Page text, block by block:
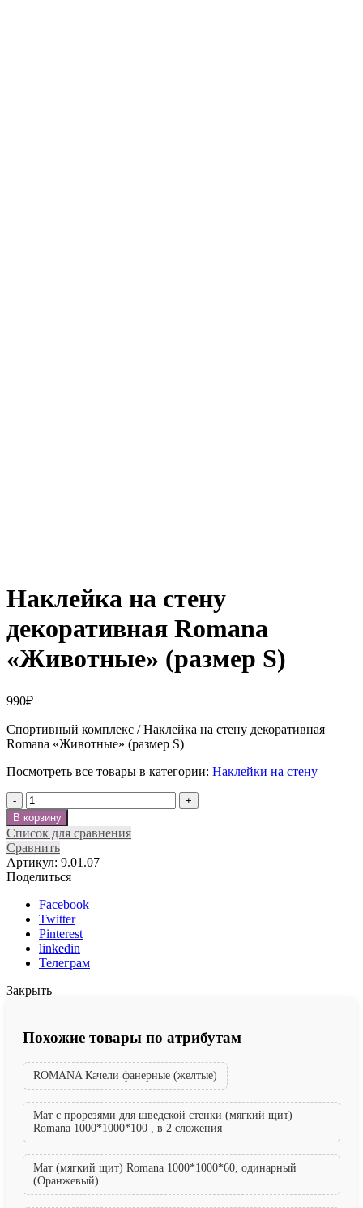
Наклейка на стену
декоративная Romana
«Животные» (размер S)
990₽
Спортивный комплекс / Наклейка на стену декоративная
Romana «Животные» (размер S)
Посмотреть все товары в категории: Наклейки на стену
Количество
В корзину
Список для сравнения
Сравнить
Артикул: 9.01.07
Поделиться
Facebook
Twitter
Pinterest
linkedin
Телеграм
Закрыть
Похожие товары по атрибутам
ROMANA Качели фанерные (желтые)
Мат с прорезями для шведской стенки (мягкий щит)
Romana 1000*1000*100 , в 2 сложения
Мат (мягкий щит) Romana 1000*1000*60, одинарный
(Оранжевый)